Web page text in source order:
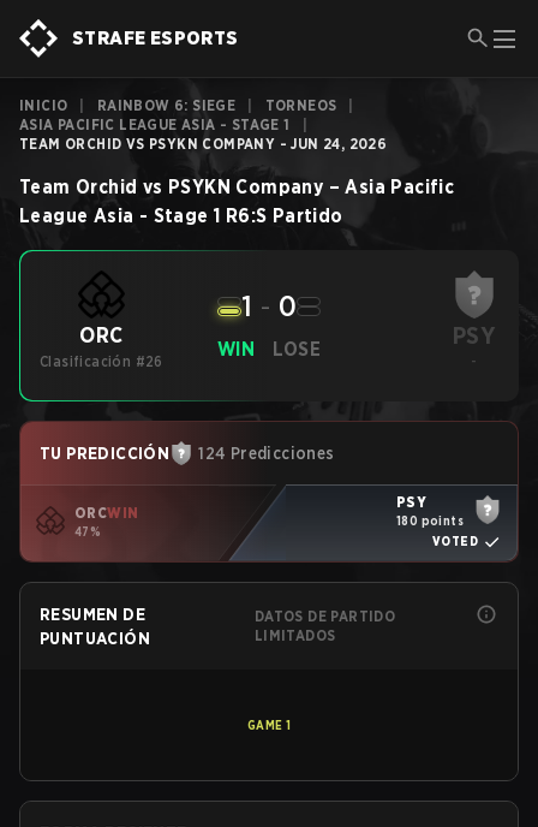
STRAFE ESPORTS
INICIO RAINBOW 6: SIEGE TORNEOS
ASIA PACIFIC LEAGUE ASIA - STAGE 1
TEAM ORCHID VS PSYKN COMPANY - JUN 24, 2026
Team Orchid vs PSYKN Company –Asia Pacific
League Asia - Stage 1 R6:S Partido
ORC
Clasificación #26
WIN
1 - 0
LOSE PSY
-
TU PREDICCIÓN 124 Predicciones
ORCWIN
47%
PSY
180 points
VOTED
RESUMEN DE
PUNTUACIÓN
DATOS DE PARTIDO
LIMITADOS
GAME 1